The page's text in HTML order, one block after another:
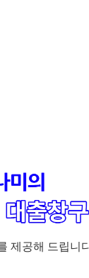
제공해 드립니